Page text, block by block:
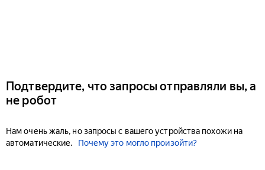
Подтвердите, что запросы отправляли вы, а
не робот
Нам очень жаль, но запросы с вашего устройства похожи на
автоматические.
Почему это могло произойти?